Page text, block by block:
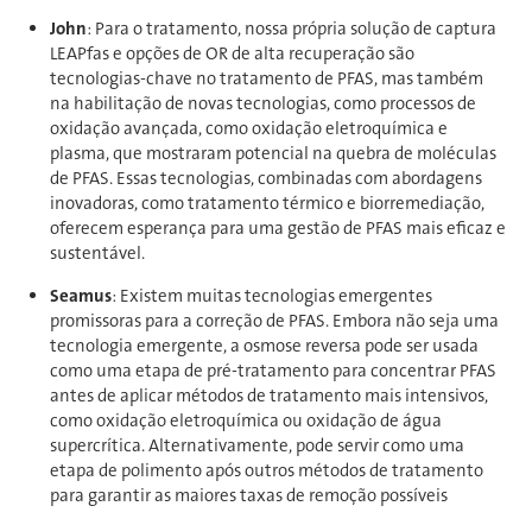
John: Para o tratamento, nossa própria solução de captura
LEAPfas e opções de OR de alta recuperação são
tecnologias-chave no tratamento de PFAS, mas também
na habilitação de novas tecnologias, como processos de
oxidação avançada, como oxidação eletroquímica e
plasma, que mostraram potencial na quebra de moléculas
de PFAS. Essas tecnologias, combinadas com abordagens
inovadoras, como tratamento térmico e biorremediação,
oferecem esperança para uma gestão de PFAS mais eficaz e
sustentável.
Seamus: Existem muitas tecnologias emergentes
promissoras para a correção de PFAS. Embora não seja uma
tecnologia emergente, a osmose reversa pode ser usada
como uma etapa de pré-tratamento para concentrar PFAS
antes de aplicar métodos de tratamento mais intensivos,
como oxidação eletroquímica ou oxidação de água
supercrítica. Alternativamente, pode servir como uma
etapa de polimento após outros métodos de tratamento
para garantir as maiores taxas de remoção possíveis